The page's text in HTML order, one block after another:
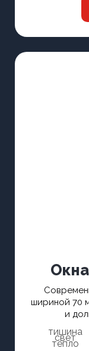
шириной 70
и
тишина
свет
тепло